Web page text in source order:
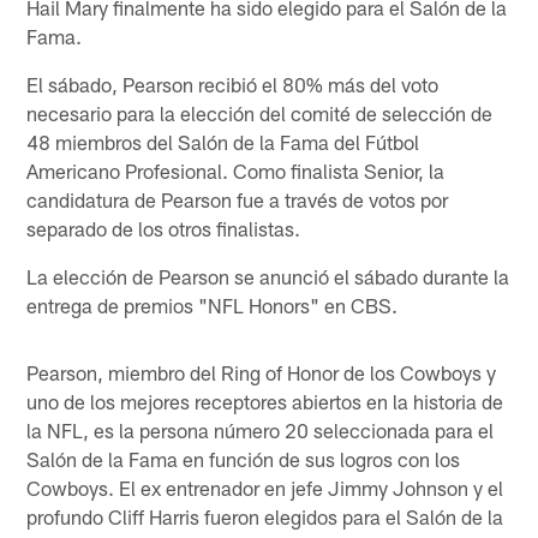
Hail Mary finalmente ha sido elegido para el Salón de la
Fama.
El sábado, Pearson recibió el 80% más del voto
necesario para la elección del comité de selección de
48 miembros del Salón de la Fama del Fútbol
Americano Profesional. Como finalista Senior, la
candidatura de Pearson fue a través de votos por
separado de los otros finalistas.
La elección de Pearson se anunció el sábado durante la
entrega de premios "NFL Honors" en CBS.
Pearson, miembro del Ring of Honor de los Cowboys y
uno de los mejores receptores abiertos en la historia de
la NFL, es la persona número 20 seleccionada para el
Salón de la Fama en función de sus logros con los
Cowboys. El ex entrenador en jefe Jimmy Johnson y el
profundo Cliff Harris fueron elegidos para el Salón de la